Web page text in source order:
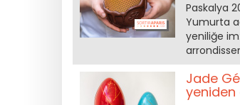
Paskalya
Yumurta
yeniliğe
Jade
yeniden